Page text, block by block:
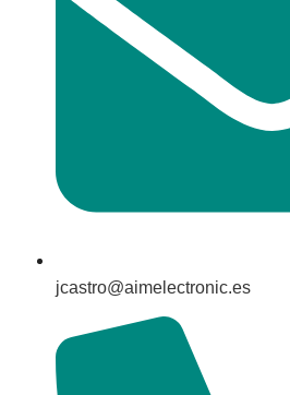
jcastro@aimelectronic.es